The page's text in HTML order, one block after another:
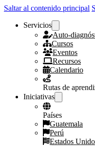
Saltar al contenido principal
Servicios
Auto-
Cursos
Eventos
Recursos
Calendario
Rutas de
Iniciativas
Países
Guatemala
Perú
Estados